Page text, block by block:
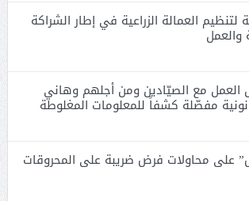
العمالة الزراعية في إطار الشراكة
والعمل
العمل مع الصيّادين ومن أجلهم وهاني
مفصّلة كشفاً للمعلومات المغلوطة
محاولات فرض ضريبة على المحروقات